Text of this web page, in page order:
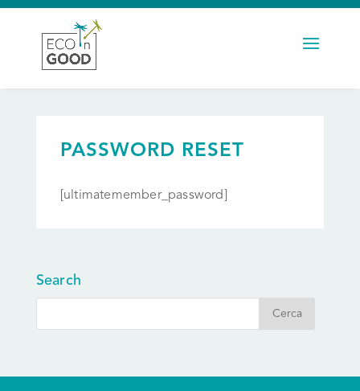
PASSWORD RESET
[ultimatemember_password]
Search